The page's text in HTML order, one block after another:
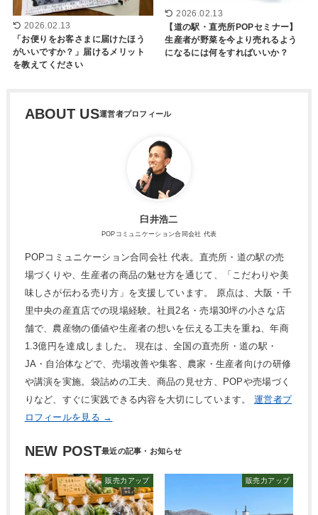
2026.02.13
「お便りをお客さまに届けたほう
がいいですか？」届けるメリット
を教えてください
2026.02.13
【道の駅・直売所POPセミナー】
生産者が野菜を今より売れるよう
になるには何をすればいいか？
ABOUT US
臼井浩二
POPコミュニケーション合同会社 代表
POPコミュニケーション合同会社 代表。直売所・道の駅の売
場づくりや、生産者の商品の魅せ方を通じて、「こだわりや美
味しさが伝わる売り方」を支援しています。 原点は、大阪・千
里中央の産直店での現場経験。社員2名・売場30坪の小さな店
舗で、農産物の価値や生産者の想いを伝える工夫を重ね、年商
1.3億円を達成しました。 現在は、全国の直売所・道の駅・
JA・自治体などで、売場改善や集客、農家・生産者向けの研修
や講演を実施。袋詰めの工夫、商品の見せ方、POPや売場づく
りなど、すぐに実践できる内容を大切にしています。運営者プ
ロフィールを見る →
NEW POST
販売力アップ 販売力アップ